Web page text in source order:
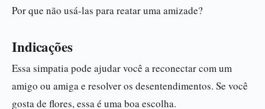
Por que não usá-las para reatar uma amizade?
Indicações
Essa simpatia pode ajudar você a reconectar com um
amigo ou amiga e resolver os desentendimentos. Se você
gosta de flores, essa é uma boa escolha.